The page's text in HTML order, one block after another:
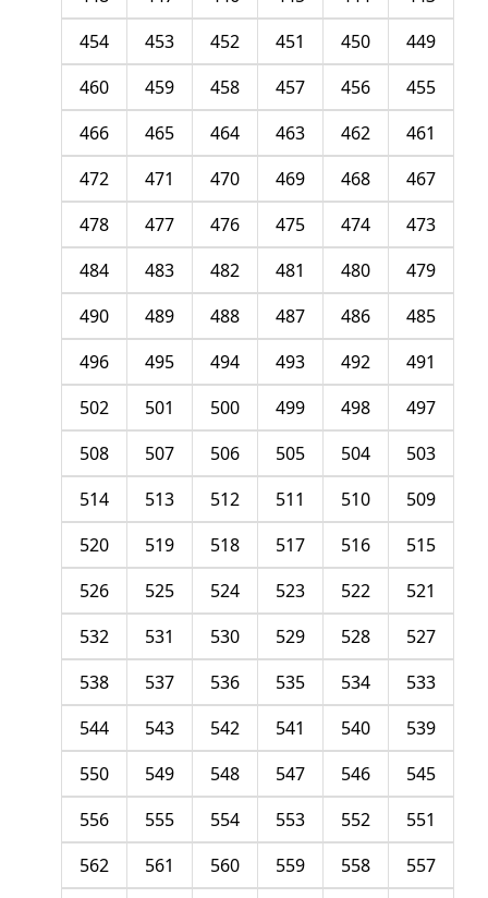
449
450
451
452
453
454
455
456
457
458
459
460
461
462
463
464
465
466
467
468
469
470
471
472
473
474
475
476
477
478
479
480
481
482
483
484
485
486
487
488
489
490
491
492
493
494
495
496
497
498
499
500
501
502
503
504
505
506
507
508
509
510
511
512
513
514
515
516
517
518
519
520
521
522
523
524
525
526
527
528
529
530
531
532
533
534
535
536
537
538
539
540
541
542
543
544
545
546
547
548
549
550
551
552
553
554
555
556
557
558
559
560
561
562